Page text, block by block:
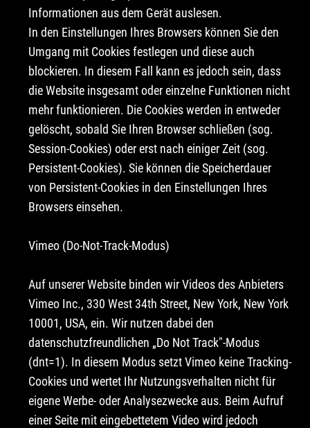
Informationen aus dem Gerät auslesen.
In den Einstellungen Ihres Browsers können Sie den
Umgang mit Cookies festlegen und diese auch
blockieren. In diesem Fall kann es jedoch sein, dass
die Website insgesamt oder einzelne Funktionen nicht
mehr funktionieren. Die Cookies werden in entweder
gelöscht, sobald Sie Ihren Browser schließen (sog.
Session-Cookies) oder erst nach einiger Zeit (sog.
Persistent-Cookies). Sie können die Speicherdauer
von Persistent-Cookies in den Einstellungen Ihres
Browsers einsehen.
Vimeo (Do-Not-Track-Modus)
Auf unserer Website binden wir Videos des Anbieters
Vimeo Inc., 330 West 34th Street, New York, New York
10001, USA, ein. Wir nutzen dabei den
datenschutzfreundlichen „Do Not Track"-Modus
(dnt=1). In diesem Modus setzt Vimeo keine Tracking-
Cookies und wertet Ihr Nutzungsverhalten nicht für
eigene Werbe- oder Analysezwecke aus. Beim Aufruf
einer Seite mit eingebettetem Video wird jedoch